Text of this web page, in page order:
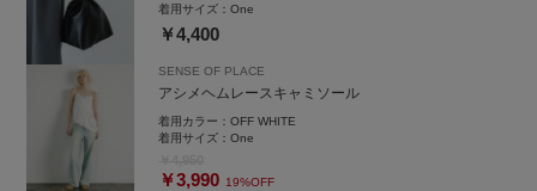
着用サイズ：One
￥4,400
SENSE OF PLACE
アシメヘムレースキャミソール
着用カラー：OFF WHITE
着用サイズ：One
￥3,990 19%OFF